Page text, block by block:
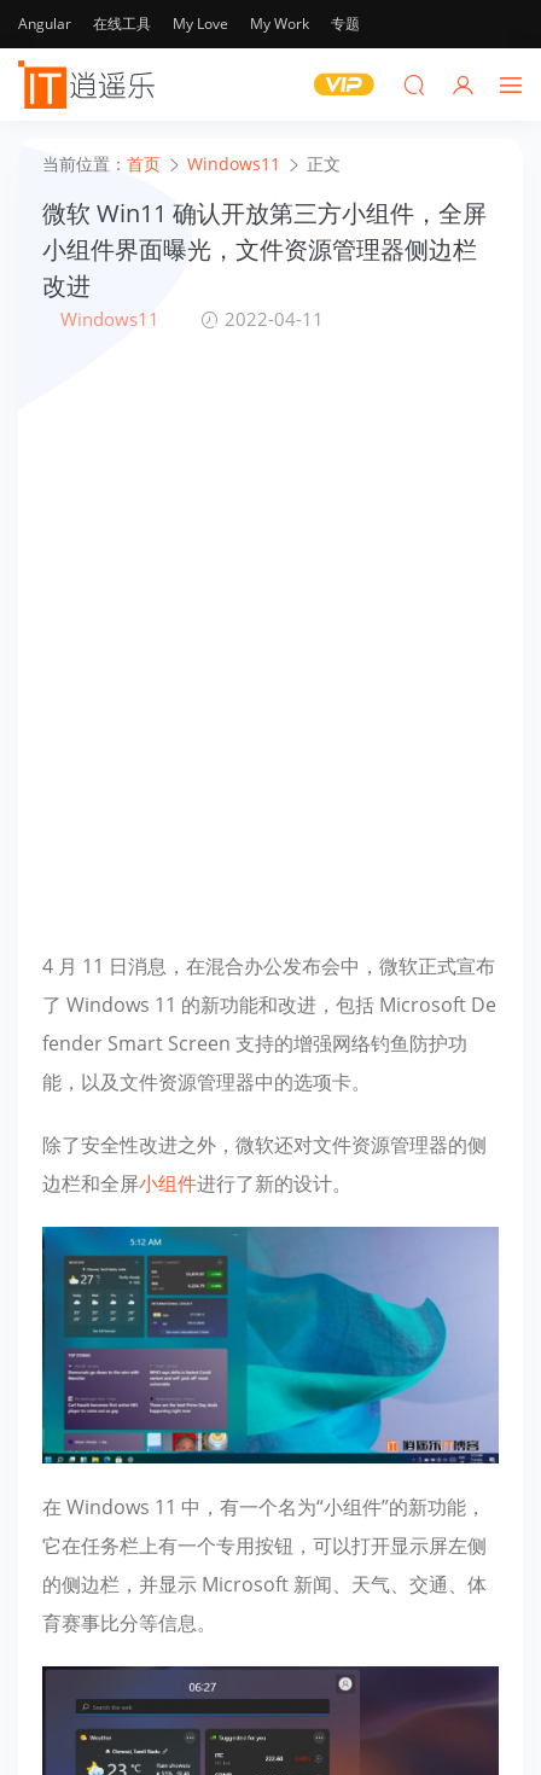
Angular 在线工具 My Love My Work 专题
当前位置： 首页 Windows11 正文
微软 Win11 确认开放第三方小组件，全屏
小组件界面曝光，文件资源管理器侧边栏
改进
Windows11 2022-04-11
4 月 11 日消息，在混合办公发布会中，微软正式宣布
了 Windows 11 的新功能和改进，包括 Microsoft De
fender Smart Screen 支持的增强网络钓鱼防护功
能，以及文件资源管理器中的选项卡。
除了安全性改进之外，微软还对文件资源管理器的侧
边栏和全屏小组件进行了新的设计。
在 Windows 11 中，有一个名为“小组件”的新功能，
它在任务栏上有一个专用按钮，可以打开显示屏左侧
的侧边栏，并显示 Microsoft 新闻、天气、交通、体
育赛事比分等信息。